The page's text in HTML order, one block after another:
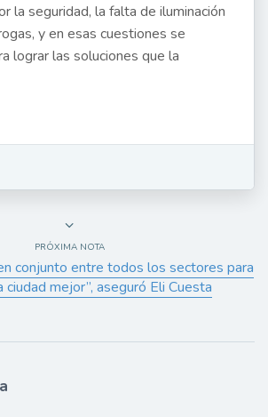
la seguridad, la falta de iluminación
y en esas cuestiones se
lograr las soluciones que la
PRÓXIMA NOTA
conjunto entre todos los sectores para
ciudad mejor”, aseguró Eli Cuesta